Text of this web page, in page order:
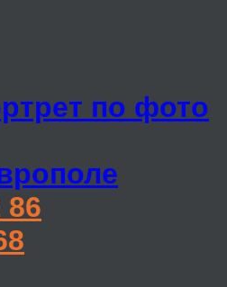
по фото
86